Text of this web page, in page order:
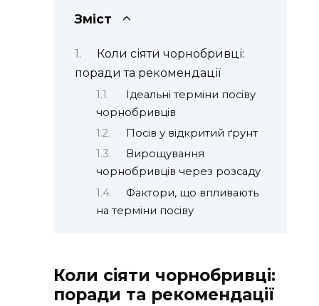
Зміст
Коли сіяти чорнобривці:
поради та рекомендації
Ідеальні терміни посіву
чорнобривців
Посів у відкритий ґрунт
Вирощування
чорнобривців через розсаду
Фактори, що впливають
на терміни посіву
Коли сіяти чорнобривці:
поради та рекомендації